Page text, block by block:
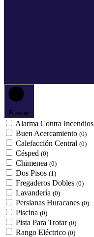
Buscar
Alarma Contra Incendios
Buen Acercamiento (0)
Calefacción Central (0)
Césped (0)
Chimenea (0)
Dos Pisos (1)
Fregaderos Dobles (0)
Lavandería (0)
Persianas Huracanes (0)
Piscina (0)
Pista Para Trotar (0)
Rango Eléctrico (0)